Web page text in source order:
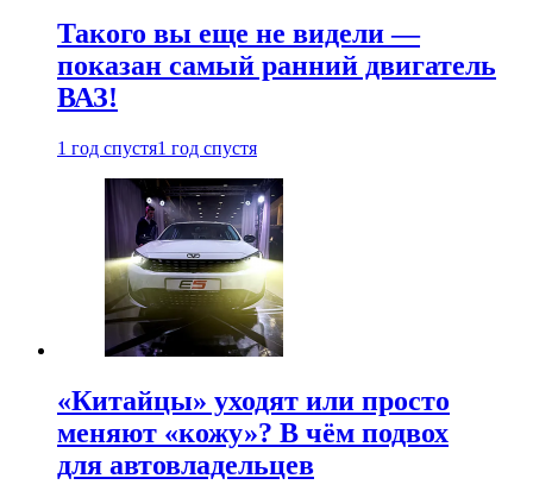
Такого вы еще не видели —
показан самый ранний двигатель
ВАЗ!
1 год спустя1 год спустя
«Китайцы» уходят или просто
меняют «кожу»? В чём подвох
для автовладельцев